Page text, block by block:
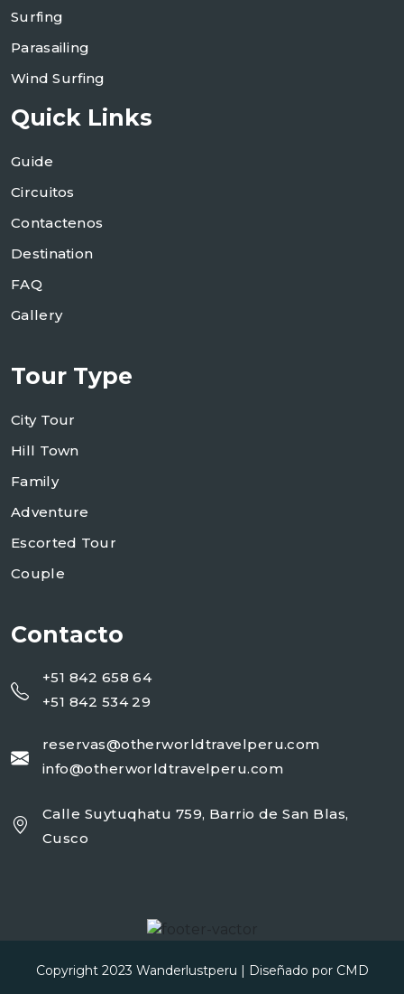
Surfing
Parasailing
Wind Surfing
Quick Links
Guide
Circuitos
Contactenos
Destination
FAQ
Gallery
Tour Type
City Tour
Hill Town
Family
Adventure
Escorted Tour
Couple
Contacto
+51 842 658 64
+51 842 534 29
reservas@otherworldtravelperu.com
info@otherworldtravelperu.com
Calle Suytuqhatu 759, Barrio de San Blas,
Cusco
Copyright 2023 Wanderlustperu | Diseñado por CMD